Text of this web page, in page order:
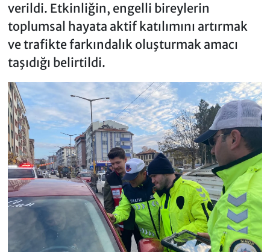
verildi. Etkinliğin, engelli bireylerin
toplumsal hayata aktif katılımını artırmak
ve trafikte farkındalık oluşturmak amacı
taşıdığı belirtildi.